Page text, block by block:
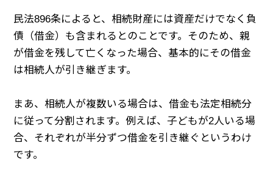
民法896条によると、相続財産には資産だけでなく負
債（借金）も含まれるとのことです。そのため、親
が借金を残して亡くなった場合、基本的にその借金
は相続人が引き継ぎます。
まあ、相続人が複数いる場合は、借金も法定相続分
に従って分割されます。例えば、子どもが2人いる場
合、それぞれが半分ずつ借金を引き継ぐというわけ
です。